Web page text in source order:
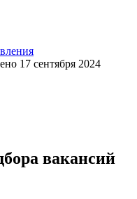
17 сентября 2024
вакансий